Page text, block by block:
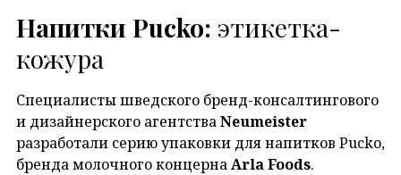
Напитки Pucko: этикетка-
кожура
Специалисты шведского бренд-консалтингового
и дизайнерского агентства Neumeister
разработали серию упаковки для напитков Pucko,
бренда молочного концерна Arla Foods.